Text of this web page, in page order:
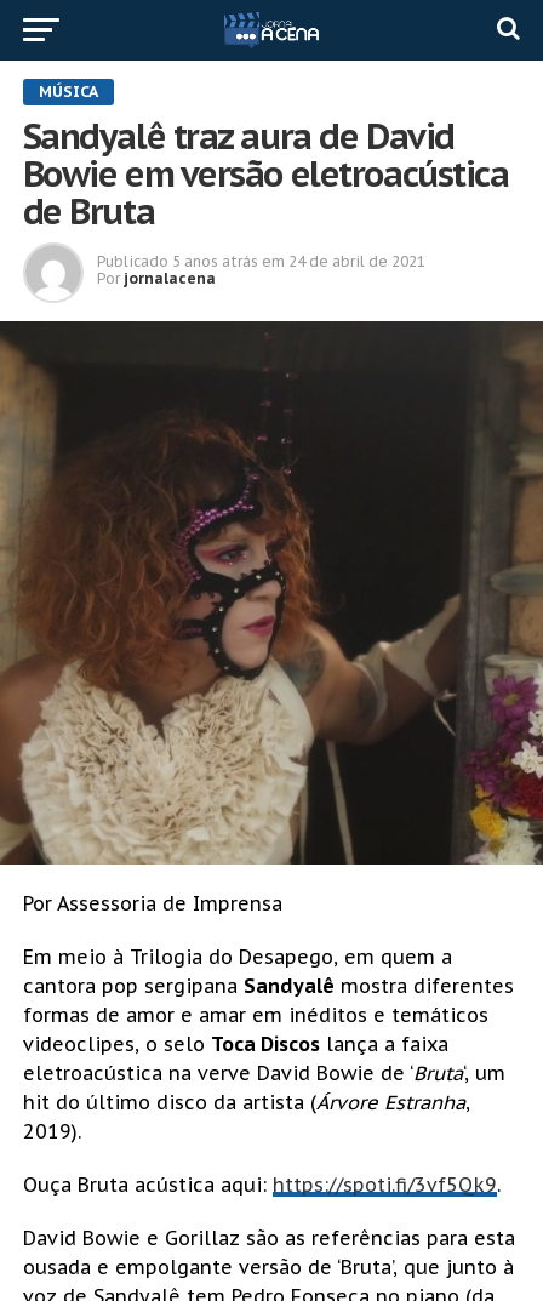
MÚSICA
Sandyalê traz aura de David
Bowie em versão eletroacústica
de Bruta
Publicado 5 anos atrás em 24 de abril de 2021
Por jornalacena
Por Assessoria de Imprensa
Em meio à Trilogia do Desapego, em quem a
cantora pop sergipana Sandyalê mostra diferentes
formas de amor e amar em inéditos e temáticos
videoclipes, o selo Toca Discoslança a faixa
eletroacústica na verve David Bowie de ‘Bruta‘, um
hit do último disco da artista (Árvore Estranha,
2019).
Ouça Bruta acústica aqui: https://spoti.fi/3vf5Qk9.
David Bowie e Gorillaz são as referências para esta
ousada e empolgante versão de ‘Bruta’, que junto à
voz de Sandyalê tem Pedro Fonseca no piano (da